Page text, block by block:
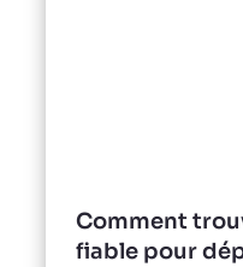
Comment
fiable pour